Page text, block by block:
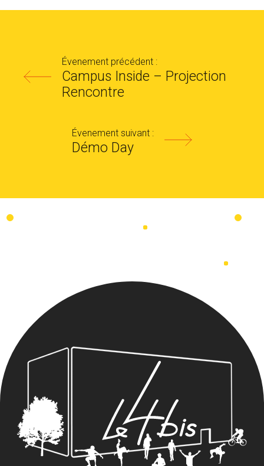
Évenement précédent :
Campus Inside – Projection
Rencontre
Évenement suivant :
Démo Day